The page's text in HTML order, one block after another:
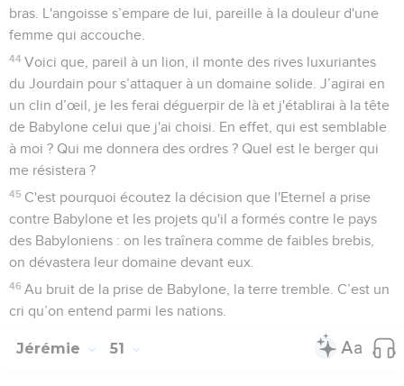
bras. L'angoisse s’empare de lui, pareille à la douleur d'une
femme qui accouche.
44 Voici que, pareil à un lion, il monte des rives luxuriantes
du Jourdain pour s’attaquer à un domaine solide. J’agirai en
un clin d’œil, je les ferai déguerpir de là et j'établirai à la tête
de Babylone celui que j'ai choisi. En effet, qui est semblable
à moi ? Qui me donnera des ordres ? Quel est le berger qui
me résistera ?
45 C'est pourquoi écoutez la décision que l'Eternel a prise
contre Babylone et les projets qu'il a formés contre le pays
des Babyloniens : on les traînera comme de faibles brebis,
on dévastera leur domaine devant eux.
46 Au bruit de la prise de Babylone, la terre tremble. C’est un
cri qu’on entend parmi les nations.
Jérémie 51